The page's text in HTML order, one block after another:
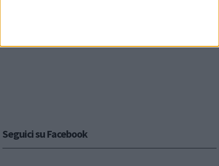
Seguici su Facebook